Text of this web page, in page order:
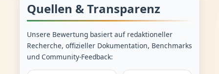
Quellen & Transparenz
Unsere Bewertung basiert auf redaktioneller
Recherche, offizieller Dokumentation, Benchmarks
und Community-Feedback: